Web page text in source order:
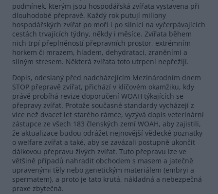
podmínek, kterým jsou hospodářská zvířata vystavena při
dlouhodobé přepravě. Každý rok putují miliony
hospodářských zvířat po moři i po silnici na vyčerpávajících
cestách trvajících týdny, někdy i měsíce. Zvířata během
nich trpí přeplněností přepravních prostor, extrémním
horkem či mrazem, hladem, dehydratací, zraněními a
silným stresem. Některá zvířata toto utrpení nepřežijí.
Dopis, odeslaný před nadcházejícím Mezinárodním dnem
STOP přepravě zvířat, přichází v klíčovém okamžiku, kdy
právě probíhá revize doporučení WOAH týkajících se
přepravy zvířat. Protože současné standardy vycházejí z
více než dvacet let starého rámce, vyzývá dopis veterinární
zástupce ze všech 183 členských zemí WOAH, aby zajistili,
že aktualizace budou odrážet nejnovější vědecké poznatky
o welfare zvířat a také, aby se zavázali postupně ukončit
dálkovou přepravu živých zvířat. Tuto přepravu lze ve
většině případů nahradit obchodem s masem a jatečně
upravenými těly nebo genetickým materiálem (embryi a
spermatem), a proto je tato krutá, nákladná a nebezpečná
praxe zbytečná.